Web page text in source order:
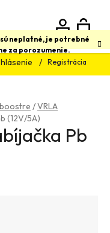
neplatné, je potrebné
za porozumenie.
Registrácia
Hľadať
/VRLA
(12V/5A)
Pb